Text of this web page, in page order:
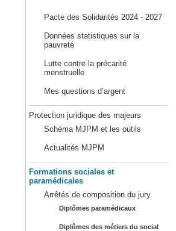
Pacte des Solidarités 2024 - 2027
Données statistiques sur la
pauvreté
Lutte contre la précarité
menstruelle
Mes questions d’argent
Protection juridique des majeurs
Schéma MJPM et les outils
Actualités MJPM
Formations sociales et
paramédicales
Arrêtés de composition du jury
Diplômes paramédicaux
Diplômes des métiers du social